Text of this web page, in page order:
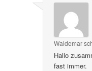
Waldemar
Hallo
fast immer.